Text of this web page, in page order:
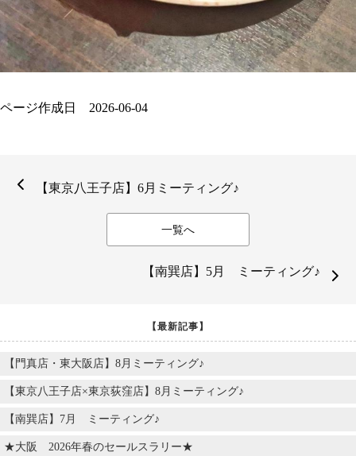
ページ作成日 2026-06-04
【東京八王子店】6月ミーティング♪
一覧へ
【南巽店】5月 ミーティング♪
【最新記事】
【門真店・東大阪店】8月ミーティング♪
【東京八王子店×東京荻窪店】8月ミーティング♪
【南巽店】7月 ミーティング♪
★大阪 2026年春のセールスラリー★